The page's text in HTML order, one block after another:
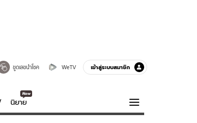
ขูดเลขนำโชค WeTV เข้าสู่ระบบสมาชิก
นิยาย